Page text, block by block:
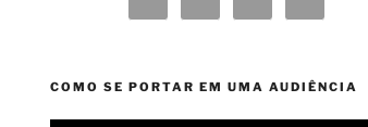
COMO SE PORTAR EM UMA AUDIÊNCIA